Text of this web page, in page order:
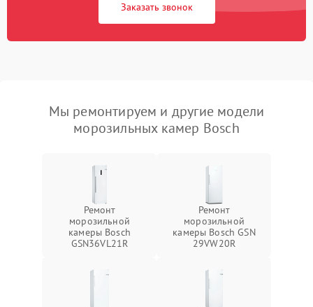
Заказать звонок
Мы ремонтируем и другие модели
морозильных камер Bosch
Ремонт
морозильной
камеры Bosch
GSN36VL21R
Ремонт
морозильной
камеры Bosch GSN
29VW20R